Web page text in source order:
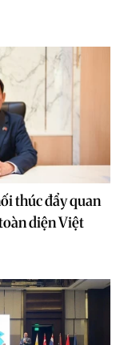
thúc đẩy quan
diện Việt